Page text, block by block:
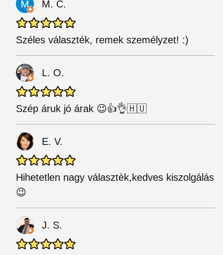
M. C.
Széles választék, remek személyzet! :)
L. O.
Szép áruk jó árak 😉👍👌🇭🇺
E. V.
Hihetetlen nagy választèk,kedves kiszolgálás
😉
J. S.